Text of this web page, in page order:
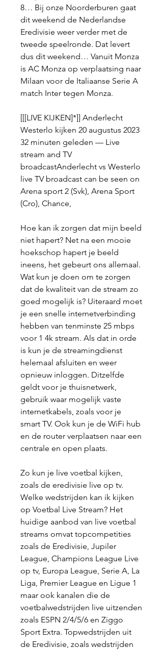
8… Bij onze Noorderburen gaat
dit weekend de Nederlandse
Eredivisie weer verder met de
tweede speelronde. Dat levert
dus dit weekend… Vanuit Monza
is AC Monza op verplaatsing naar
Milaan voor de Italiaanse Serie A
match Inter tegen Monza.
[[[LIVE KIJKEN]*]] Anderlecht
Westerlo kijken 20 augustus 2023
32 minuten geleden — Live
stream and TV
broadcastAnderlecht vs Westerlo
live TV broadcast can be seen on
Arena sport 2 (Svk), Arena Sport
(Cro), Chance,
Hoe kan ik zorgen dat mijn beeld
niet hapert? Net na een mooie
hoekschop hapert je beeld
ineens, het gebeurt ons allemaal.
Wat kun je doen om te zorgen
dat de kwaliteit van de stream zo
goed mogelijk is? Uiteraard moet
je een snelle internetverbinding
hebben van tenminste 25 mbps
voor 1 4k stream. Als dat in orde
is kun je de streamingdienst
helemaal afsluiten en weer
opnieuw inloggen. Ditzelfde
geldt voor je thuisnetwerk,
gebruik waar mogelijk vaste
internetkabels, zoals voor je
smart TV. Ook kun je de WiFi hub
en de router verplaatsen naar een
centrale en open plaats.
Zo kun je live voetbal kijken,
zoals de eredivisie live op tv.
Welke wedstrijden kan ik kijken
op Voetbal Live Stream? Het
huidige aanbod van live voetbal
streams omvat topcompetities
zoals de Eredivisie, Jupiler
League, Champions League Live
op tv, Europa League, Serie A, La
Liga, Premier League en Ligue 1
maar ook kanalen die de
voetbalwedstrijden live uitzenden
zoals ESPN 2/4/5/6 en Ziggo
Sport Extra. Topwedstrijden uit
de Eredivisie, zoals wedstrijden